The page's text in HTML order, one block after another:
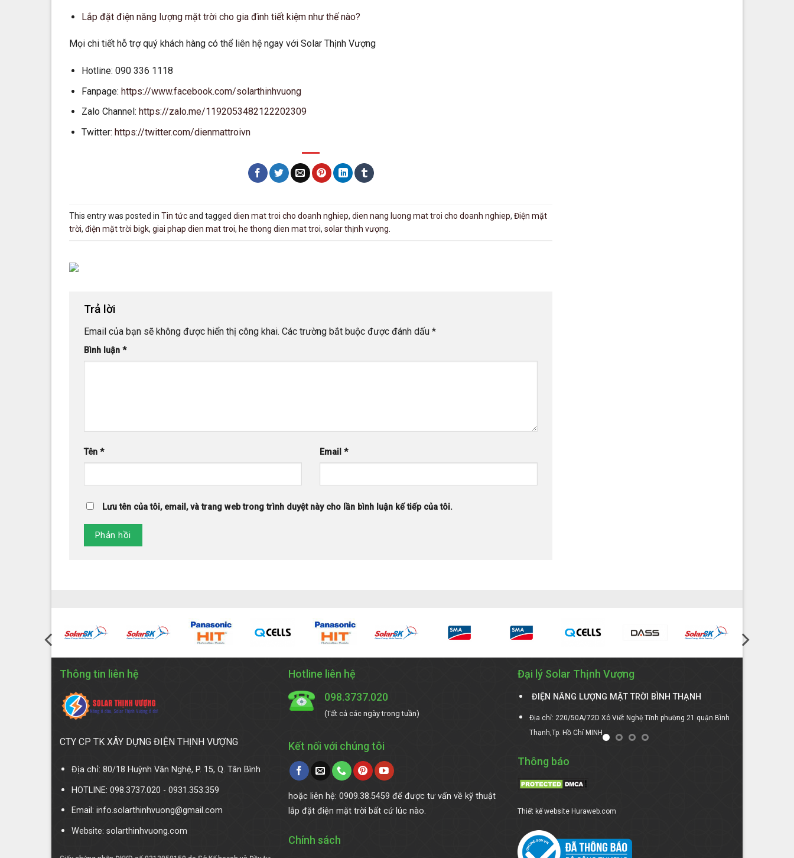
Lắp đặt điện năng lượng mặt trời cho gia đình tiết kiệm như thế nào?
Mọi chi tiết hỗ trợ quý khách hàng có thể liên hệ ngay với Solar Thịnh Vượng
Hotline: 090 336 1118
Fanpage: https://www.facebook.com/solarthinhvuong
Zalo Channel: https://zalo.me/1192053482122202309
Twitter: https://twitter.com/dienmattroivn
This entry was posted in Tin tứcand tagged dien mat troi cho doanh nghiep, dien nang luong mat troi cho doanh nghiep, Điện mặt
trời, điện mặt trời bigk, giai phap dien mat troi, he thong dien mat troi, solar thịnh vượng
Trả lời
Email của bạn sẽ không được hiển thị công khai. Các trường bắt buộc được đánh dấu *
Bình luận *
Tên * Email *
Lưu tên của tôi, email, và trang web trong trình duyệt này cho lần bình luận kế tiếp của tôi.
Thông tin liên hệ
CTY CP TK XÂY DỰNG ĐIỆN THỊNH VƯỢNG
Địa chỉ: 80/18 Huỳnh Văn Nghệ, P. 15, Q. Tân Bình
HOTLINE: 098.3737.020 - 0931.353.359
Email: info.solarthinhvuong@gmail.com
Website:solarthinhvuong.com
Hotline liên hệ
098.3737.020
(Tất cả các ngày trong tuần)
Kết nối với chúng tôi
hoặc liên hệ: 0909.38.5459 để được tư vấn về kỹ thuật
lắp đặt điện mặt trời bất cứ lúc nào.
Chính sách
Đại lý Solar Thịnh Vượng
ĐIỆN NĂNG LƯỢNG MẶT TRỜI BÌNH THẠNH
Địa chỉ: 220/50A/72D Xô Viết Nghệ Tĩnh phường 21 quận Bình
Thạnh,Tp. Hồ Chí MINH
Thông báo
Thiết kế website Huraweb.com